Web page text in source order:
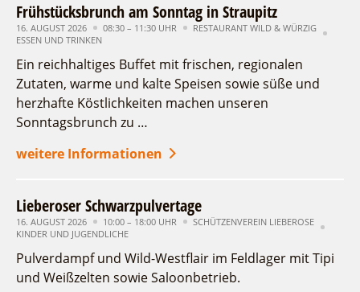
Frühstücksbrunch am Sonntag in Straupitz
16. AUGUST 2026 08:30 – 11:30 UHR
RESTAURANT WILD & WÜRZIG
ESSEN UND TRINKEN
Ein reichhaltiges Buffet mit frischen, regionalen
Zutaten, warme und kalte Speisen sowie süße und
herzhafte Köstlichkeiten machen unseren
Sonntagsbrunch zu …
weitere Informationen
Lieberoser Schwarzpulvertage
16. AUGUST 2026 10:00 – 18:00 UHR
SCHÜTZENVEREIN LIEBEROSE
KINDER UND JUGENDLICHE
Pulverdampf und Wild-Westflair im Feldlager mit Tipi
und Weißzelten sowie Saloonbetrieb.